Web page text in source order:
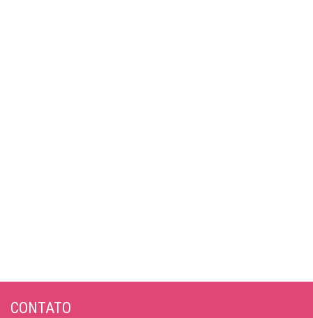
CONTATO